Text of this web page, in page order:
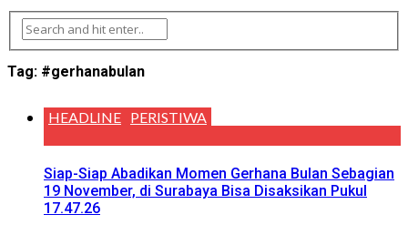
Tag: #gerhanabulan
HEADLINE PERISTIWA
Siap-Siap Abadikan Momen Gerhana Bulan Sebagian
19 November, di Surabaya Bisa Disaksikan Pukul
17.47.26